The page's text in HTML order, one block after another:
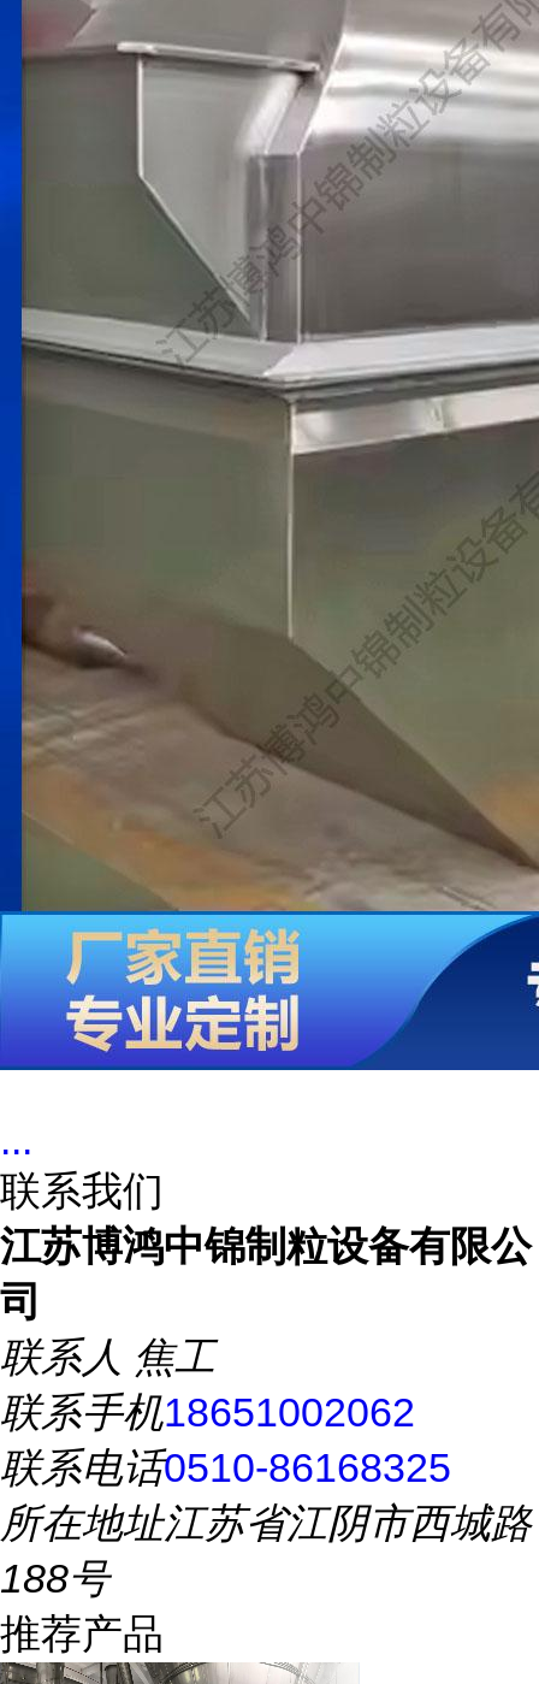
...
联系我们
江苏博鸿中锦制粒设备有限公
司
联系人 焦工
联系手机18651002062
联系电话0510-86168325
所在地址江苏省江阴市西城路
188号
推荐产品